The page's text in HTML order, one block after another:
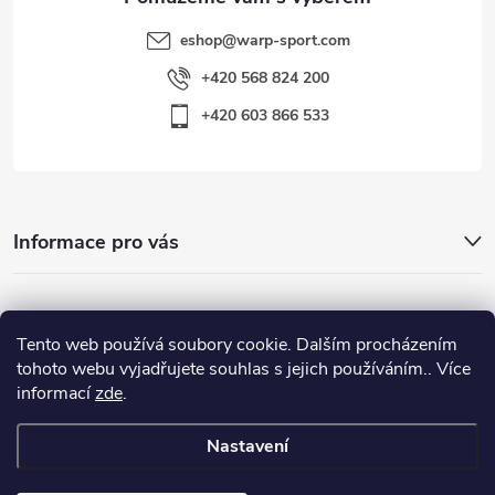
Tento web používá soubory cookie. Dalším procházením
tohoto webu vyjadřujete souhlas s jejich používáním.. Více
informacízde.
Nastavení
eshop@warp-sport.com
+420 568 824 200
+420 603 866 533
Informace pro vás
Nejhledanější
Důležité odkazy